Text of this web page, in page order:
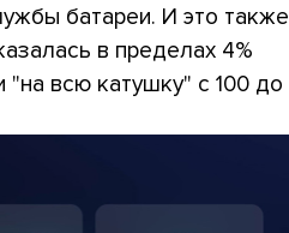
батареи. И это также
в пределах 4%
всю катушку" с 100 до